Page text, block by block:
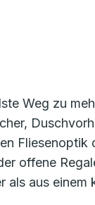
Weg zu
offene
als aus einem